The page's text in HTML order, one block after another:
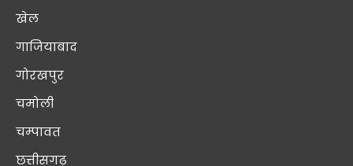
खेल
गाजियाबाद
गोरखपुर
चमोली
चम्पावत
छत्तीसगढ़